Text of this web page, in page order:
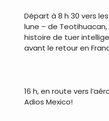
Départ à 8 h 30 vers
lune – de
histoire de tuer
avant le retour en
16 h, en route vers
Adios Mexico!